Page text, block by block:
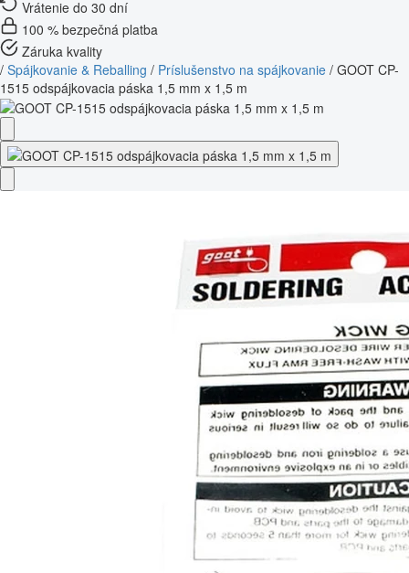
Vrátenie do 30 dní
100 % bezpečná platba
Záruka kvality
/ Spájkovanie & Reballing / Príslušenstvo na spájkovanie / GOOT CP-
1515 odspájkovacia páska 1,5 mm x 1,5 m